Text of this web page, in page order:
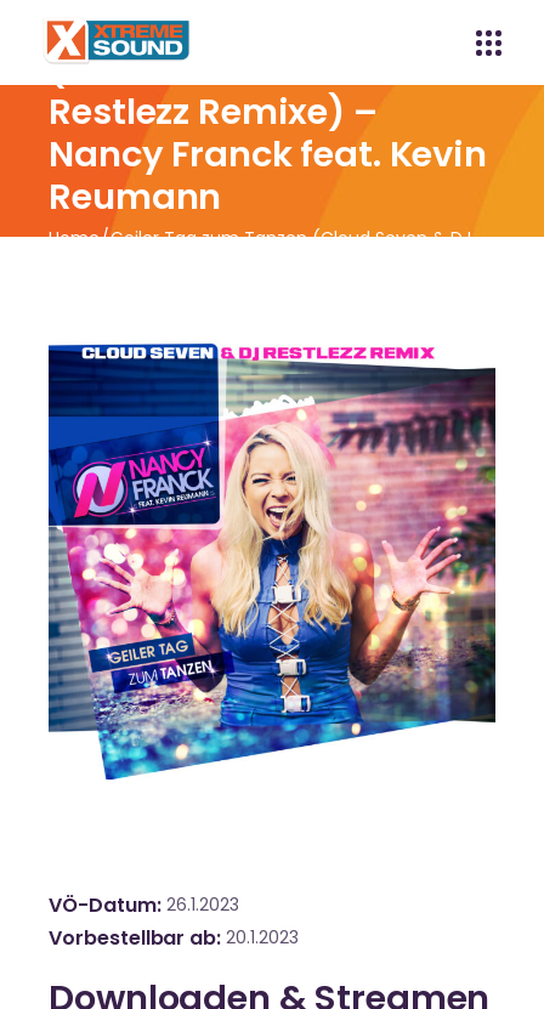
Geiler Tag zum Tanzen
(Cloud Seven & DJ
Restlezz Remixe) –
Nancy Franck feat. Kevin
Reumann
Home Geiler Tag zum Tanzen (Cloud Seven & DJ
VÖ-Datum 26.1.2023
Vorbestellbar ab 20.1.2023
Downloaden & Streamen